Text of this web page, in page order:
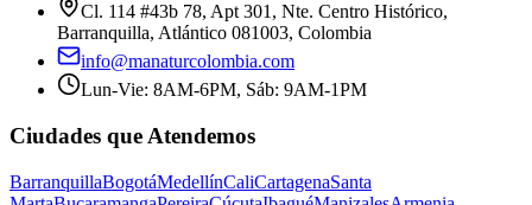
Cl. 114 #43b 78, Apt 301, Nte. Centro Histórico,
Barranquilla, Atlántico 081003, Colombia
info@manaturcolombia.com
Lun-Vie: 8AM-6PM, Sáb: 9AM-1PM
Ciudades que Atendemos
BarranquillaBogotáMedellínCaliCartagenaSanta